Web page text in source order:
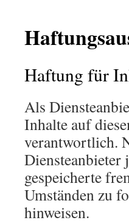
Haftung für
Als
Inhalte auf
verantwortlich.
gespeicherte
Umständen zu
hinweisen.